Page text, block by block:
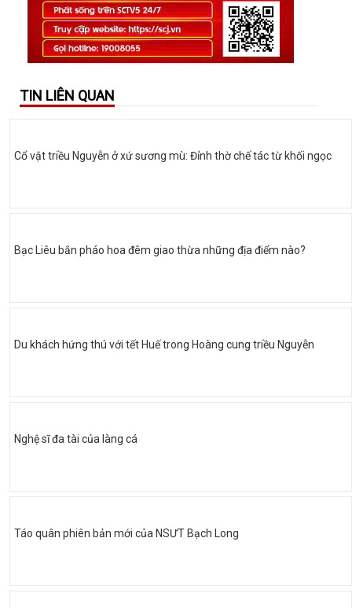
TIN LIÊN QUAN
Cổ vật triều Nguyễn ở xứ sương mù: Đỉnh thờ chế tác từ khối ngọc
Bạc Liêu bắn pháo hoa đêm giao thừa những địa điểm nào?
Du khách hứng thú với tết Huế trong Hoàng cung triều Nguyễn
Nghệ sĩ đa tài của làng cá
Táo quân phiên bản mới của NSƯT Bạch Long